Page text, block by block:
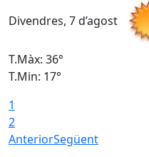
Divendres, 7 d’agost
T.Màx: 36°
T.Min: 17°
1
2
AnteriorSegüent